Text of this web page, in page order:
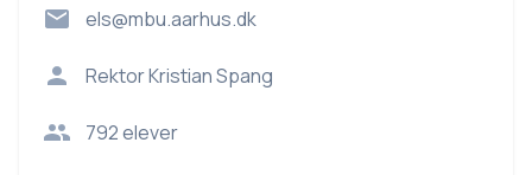
els@mbu.aarhus.dk
RektorKristian Spang
792elever